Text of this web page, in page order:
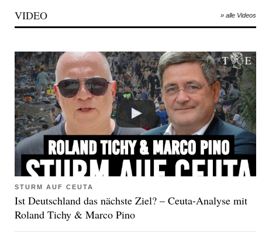
VIDEO » alle Videos
STURM AUF CEUTA
Ist Deutschland das nächste Ziel? – Ceuta-Analyse mit
Roland Tichy & Marco Pino